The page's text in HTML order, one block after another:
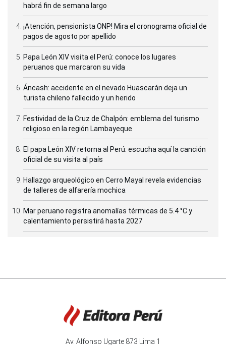
habrá fin de semana largo
¡Atención, pensionista ONP! Mira el cronograma oficial de
pagos de agosto por apellido
Papa León XIV visita el Perú: conoce los lugares
peruanos que marcaron su vida
Áncash: accidente en el nevado Huascarán deja un
turista chileno fallecido y un herido
Festividad de la Cruz de Chalpón: emblema del turismo
religioso en la región Lambayeque
El papa León XIV retorna al Perú: escucha aquí la canción
oficial de su visita al país
Hallazgo arqueológico en Cerro Mayal revela evidencias
de talleres de alfarería mochica
Mar peruano registra anomalías térmicas de 5.4 °C y
calentamiento persistirá hasta 2027
Av. Alfonso Ugarte 873 Lima 1